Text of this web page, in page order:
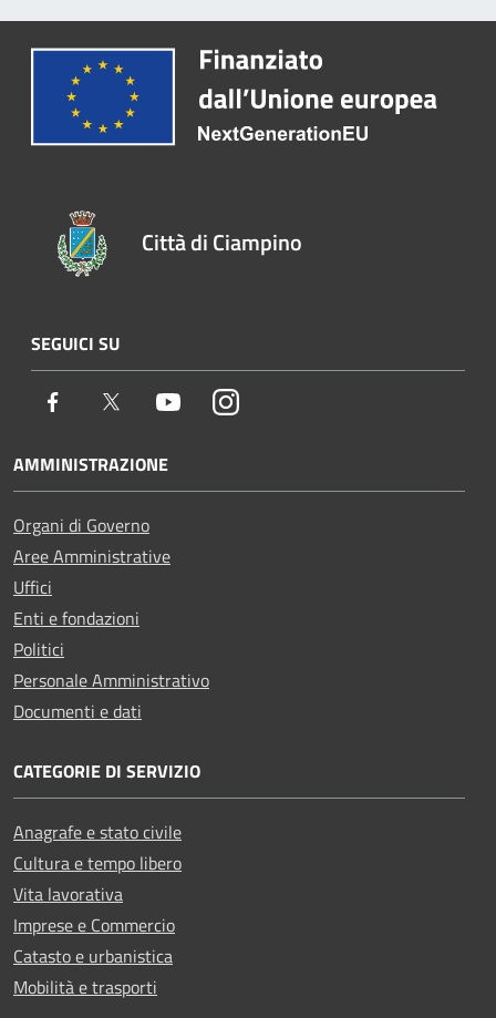
Città di Ciampino
SEGUICI SU
Facebook Twitter YoutubeInstagram
AMMINISTRAZIONE
Organi di Governo
Aree Amministrative
Uffici
Enti e fondazioni
Politici
Personale Amministrativo
Documenti e dati
CATEGORIE DI SERVIZIO
Anagrafe e stato civile
Cultura e tempo libero
Vita lavorativa
Imprese e Commercio
Catasto e urbanistica
Mobilità e trasporti